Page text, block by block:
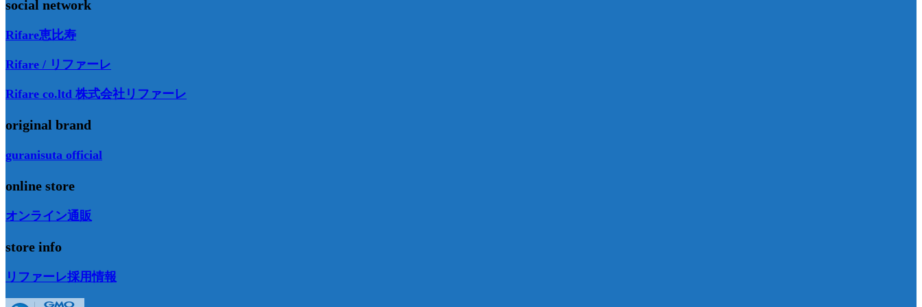
social network
Rifare恵比寿
Rifare / リファーレ
Rifare co.ltd 株式会社リファーレ
original brand
guranisuta official
online store
オンライン通販
store info
リファーレ採用情報